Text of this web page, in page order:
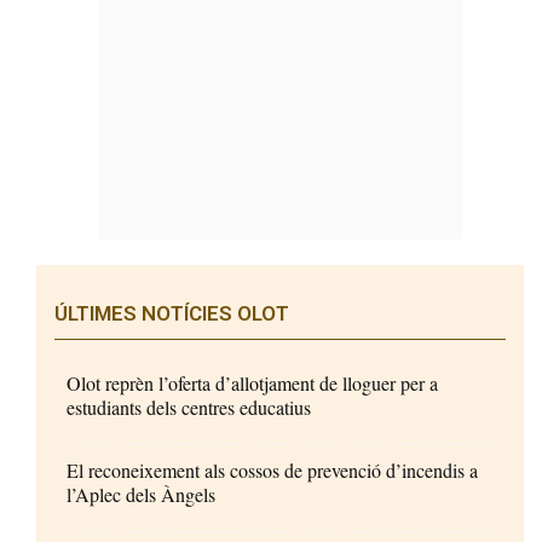
ÚLTIMES NOTÍCIES OLOT
Olot reprèn l’oferta d’allotjament de lloguer per a
estudiants dels centres educatius
El reconeixement als cossos de prevenció d’incendis a
l’Aplec dels Àngels